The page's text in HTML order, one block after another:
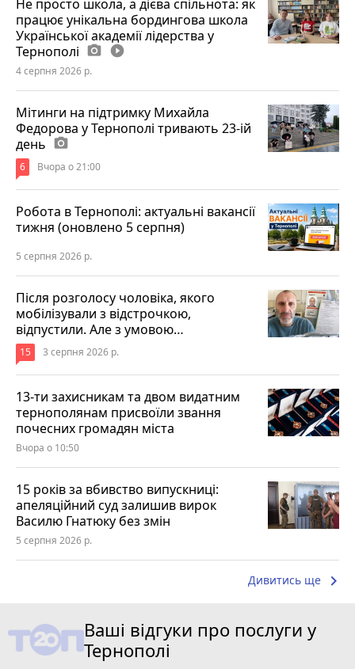
Не просто школа, а дієва спільнота: як
працює унікальна бордингова школа
Української академії лідерства у
Тернополі photo_camera play_circle_filled
4 серпня 2026 р.
Мітинги на підтримку Михайла
Федорова у Тернополі тривають 23-ій
день photo_camera
6 Вчора о 21:00
Робота в Тернополі: актуальні вакансії
тижня (оновлено 5 серпня)
5 серпня 2026 р.
Після розголосу чоловіка, якого
мобілізували з відстрочкою,
відпустили. Але з умовою…
15 3 серпня 2026 р.
13-ти захисникам та двом видатним
тернополянам присвоїли звання
почесних громадян міста
Вчора о 10:50
15 років за вбивство випускниці:
апеляційний суд залишив вирок
Василю Гнатюку без змін
5 серпня 2026 р.
Дивитись ще keyboard_arrow_right
Ваші відгуки про послуги у
Тернополі